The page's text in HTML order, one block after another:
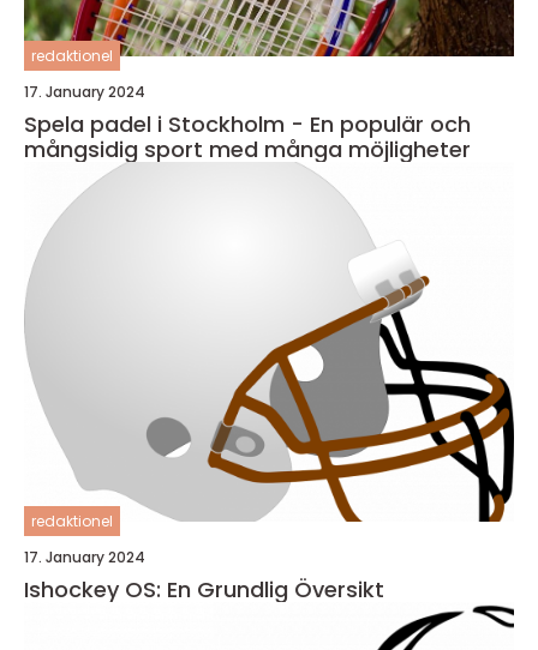
redaktionel
17. January 2024
Spela padel i Stockholm - En populär och
mångsidig sport med många möjligheter
redaktionel
17. January 2024
Ishockey OS: En Grundlig Översikt